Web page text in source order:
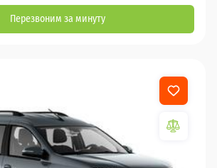
Перезвоним за минуту